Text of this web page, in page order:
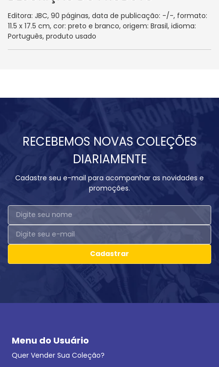
Editora: JBC, 90 páginas, data de publicação: -/-, formato:
11.5 x 17.5 cm, cor: preto e branco, origem: Brasil, idioma:
Português, produto usado
RECEBEMOS NOVAS COLEÇÕES
DIARIAMENTE
Cadastre seu e-mail para acompanhar as novidades e
promoções.
Cadastrar
Menu do Usuário
Quer Vender Sua Coleção?